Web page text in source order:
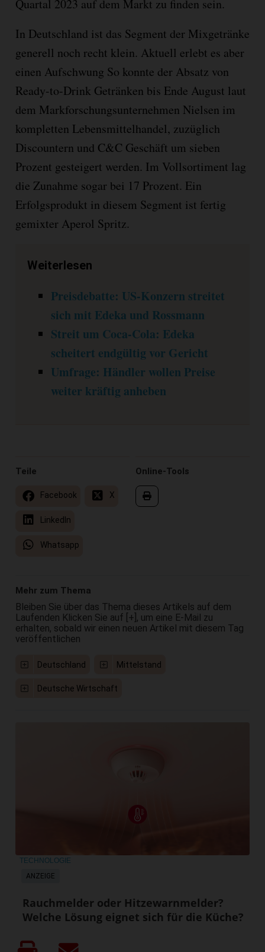
Quartal 2023 auf dem Markt zu finden sein.
In Deutschland ist das Segment der Mixgetränke
generell noch recht klein. Aktuell erlebt es aber
einen Aufschwung So konnte der Absatz von
Ready-to-Drink Getränken bis Ende August laut
dem Markforschungsunternehmen Nielsen im
kompletten Lebensmittelhandel, zuzüglich
Discountern und C&C Geschäft um sieben
Prozent gesteigert werden. Im Vollsortiment lag
die Zunahme sogar bei 17 Prozent. Ein
Erfolgsprodukt in diesem Segment ist fertig
gemixter Aperol Spritz.
Weiterlesen
Preisdebatte: US-Konzern streitet
sich mit Edeka und Rossmann
Streit um Coca-Cola: Edeka
scheitert endgültig vor Gericht
Umfrage: Händler wollen Preise
weiter kräftig anheben
Online-Tools
Teile
Facebook X
LinkedIn
Whatsapp
Mehr zum Thema
Bleiben Sie über das Thema dieses Artikels auf dem
Laufenden Klicken Sie auf [+], um eine E-Mail zu
erhalten, sobald wir einen neuen Artikel mit diesem Tag
veröffentlichen
Deutschland Mittelstand
Deutsche Wirtschaft
ANZEIGE
TECHNOLOGIE
Rauchmelder oder Hitzewarnmelder?
Welche Lösung eignet sich für die Küche?